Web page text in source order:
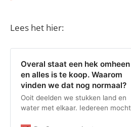
Lees het hier:
Overal staat een hek omheen
en alles is te koop. Waarom
vinden we dat nog normaal?
Ooit deelden we stukken land en
water met elkaar. Iedereen mocht